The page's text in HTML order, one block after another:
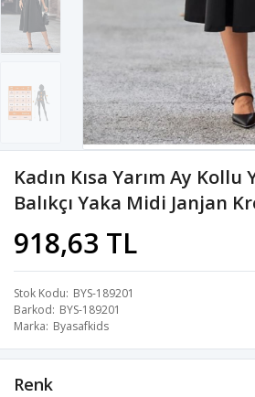
Kadın Kısa Yarım Ay Kollu
Balıkçı Yaka Midi Janjan
918,63 TL
Stok Kodu BYS-189201
Barkod BYS-189201
Marka Byasafkids
Renk